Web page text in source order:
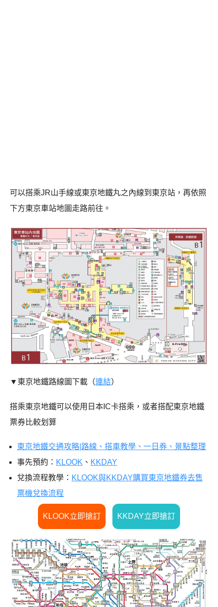
可以搭乘JR山手線或東京地鐵丸之內線到東京站，再依照
下方東京車站地圖走路前往。
▼東京地鐵路線圖下載（連結）
搭乘東京地鐵可以使用日本IC卡搭乘，或者搭配東京地鐵
票券比較划算
東京地鐵交通攻略|路線、搭車教學、一日券、景點整理
事先預約： KLOOK 、 KKDAY
兌換流程教學： KLOOK與KKDAY購買東京地鐵券去售
票機兌換流程
KLOOK立即搶訂 KKDAY立即搶訂